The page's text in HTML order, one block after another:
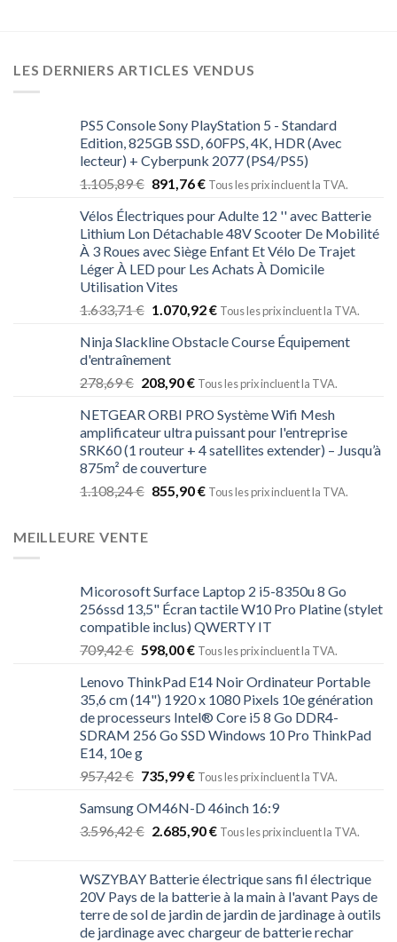
LES DERNIERS ARTICLES VENDUS
PS5 Console Sony PlayStation 5 - Standard
Edition, 825GB SSD, 60FPS, 4K, HDR (Avec
lecteur) + Cyberpunk 2077 (PS4/PS5)
1.105,89€ 891,76€ Tous les prix incluent la TVA.
Vélos Électriques pour Adulte 12 '' avec Batterie
Lithium Lon Détachable 48V Scooter De Mobilité
À 3 Roues avec Siège Enfant Et Vélo De Trajet
Léger À LED pour Les Achats À Domicile
Utilisation Vites
1.633,71€ 1.070,92€ Tous les prix incluent la TVA.
Ninja Slackline Obstacle Course Équipement
d'entraînement
278,69€ 208,90€ Tous les prix incluent la TVA.
NETGEAR ORBI PRO Système Wifi Mesh
amplificateur ultra puissant pour l'entreprise
SRK60 (1 routeur + 4 satellites extender) – Jusqu’à
875m² de couverture
1.108,24€ 855,90€ Tous les prix incluent la TVA.
MEILLEURE VENTE
Micorosoft Surface Laptop 2 i5-8350u 8 Go
256ssd 13,5" Écran tactile W10 Pro Platine (stylet
compatible inclus) QWERTY IT
709,42€ 598,00€ Tous les prix incluent la TVA.
Lenovo ThinkPad E14 Noir Ordinateur Portable
35,6 cm (14") 1920 x 1080 Pixels 10e génération
de processeurs Intel® Core i5 8 Go DDR4-
SDRAM 256 Go SSD Windows 10 Pro ThinkPad
E14, 10e g
957,42€ 735,99€ Tous les prix incluent la TVA.
Samsung OM46N-D 46inch 16:9
3.596,42€ 2.685,90€ Tous les prix incluent la TVA.
WSZYBAY Batterie électrique sans fil électrique
20V Pays de la batterie à la main à l'avant Pays de
terre de sol de jardin de jardin de jardinage à outils
de jardinage avec chargeur de batterie rechar